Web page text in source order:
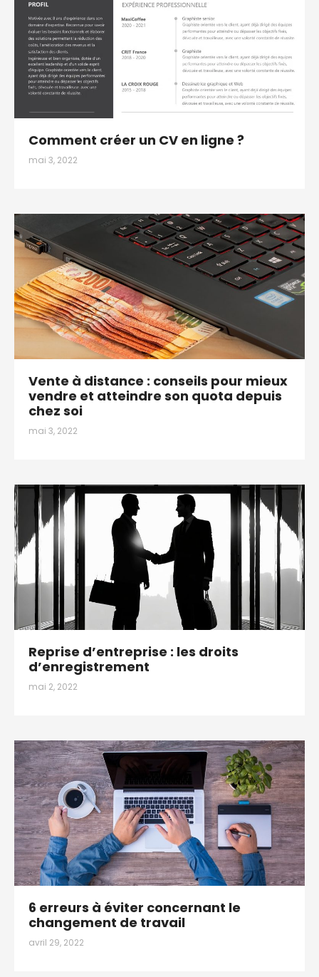
Comment créer un CV en ligne ?
mai 3, 2022
Vente à distance : conseils pour mieux
vendre et atteindre son quota depuis
chez soi
mai 3, 2022
Reprise d’entreprise : les droits
d’enregistrement
mai 2, 2022
6 erreurs à éviter concernant le
changement de travail
avril 29, 2022